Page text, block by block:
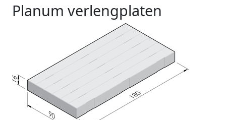
Planum verlengplaten